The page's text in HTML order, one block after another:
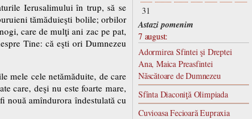
31
Astazi pomenim
7 august:
Adormirea Sfintei şi Dreptei
Ana, Maica Preasfintei
Născătoare de Dumnezeu
Sfînta Diaconiţă Olimpiada
Cuvioasa Fecioară Eupraxia
Ierusalimului în trup, să se
tămăduieşti bolile; orbilor
care de mulţi ani zac pe pat,
Tine: că eşti ori Dumnezeu
mele cele netămăduite, de care
care, deşi nu este foarte mare,
nouă amîndurora îndestulată cu